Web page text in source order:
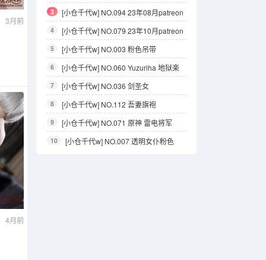
3月前
4月前
3
[小仓千代w] NO.094 23年08月patreon
订阅
4
[小仓千代w] NO.079 23年10月patreon
订阅
5 [小仓千代w] NO.003 粉色吊带
6
[小仓千代w] NO.060 Yuzuriha 地狱楽
杠
7 [小仓千代w] NO.036 剑圣女
8 [小仓千代w] NO.112 吾妻旗袍
9 [小仓千代w] NO.071 原神 雷电将军
10 [小仓千代w] NO.007 透明女仆粉色